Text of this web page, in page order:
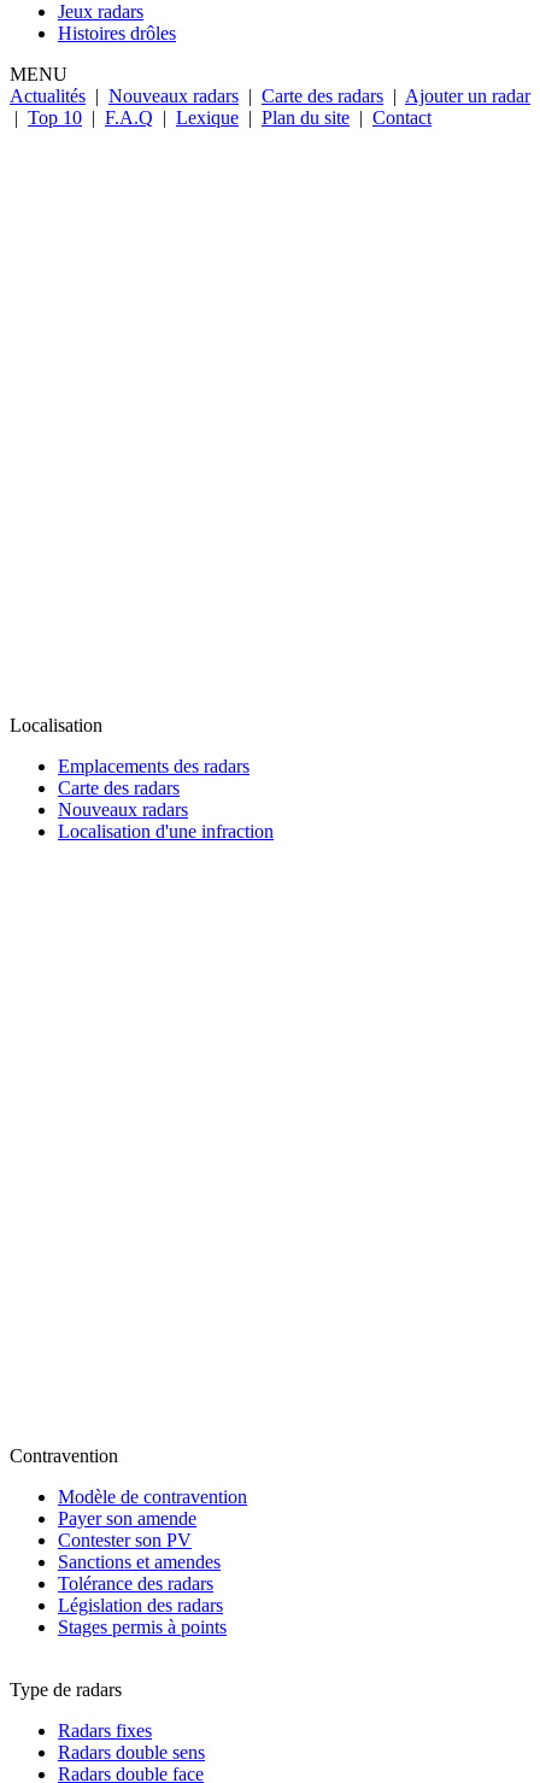
Jeux radars
Histoires drôles
MENU
Actualités | Nouveaux radars | Carte des radars | Ajouter un radar
| Top 10 | F.A.Q | Lexique | Plan du site | Contact
Localisation
Emplacements des radars
Carte des radars
Nouveaux radars
Localisation d'une infraction
Contravention
Modèle de contravention
Payer son amende
Contester son PV
Sanctions et amendes
Tolérance des radars
Législation des radars
Stages permis à points
Type de radars
Radars fixes
Radars double sens
Radars double face